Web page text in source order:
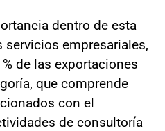
dentro de esta
empresariales,
de las exportaciones
que comprende
con el
de consultoría